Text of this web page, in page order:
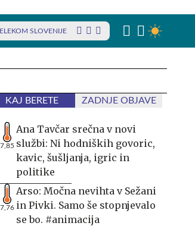
SLOVENIJE
KAJ BERETE ZADNJE OBJAVE
7,85
Ana Tavčar srečna v novi
službi: Ni hodniških govoric,
kavic, šušljanja, igric in
politike
7,76
Arso: Močna nevihta v Sežani
in Pivki. Samo še stopnjevalo
se bo. #animacija